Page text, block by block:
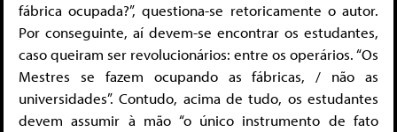
fábrica ocupada?”, questiona-se retoricamente o autor.
Por conseguinte, aí devem-se encontrar os estudantes,
caso queiram ser revolucionários: entre os operários. “Os
Mestres se fazem ocupando as fábricas, / não as
universidades”. Contudo, acima de tudo, os estudantes
devem assumir à mão “o único instrumento de fato